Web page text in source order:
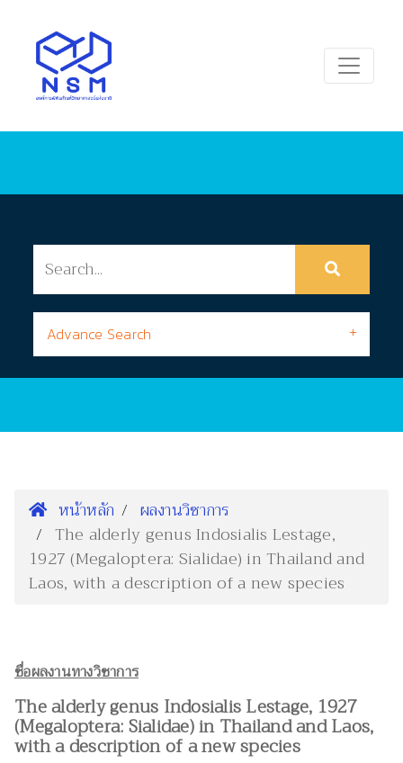
Advance Search
หน้าหลัก
ผลงานวิชาการ
The alderly genus Indosialis Lestage,
1927 (Megaloptera: Sialidae) in Thailand and
Laos, with a description of a new species
ชื่อผลงานทางวิชาการ
The alderly genus Indosialis Lestage, 1927
(Megaloptera: Sialidae) in Thailand and Laos,
with a description of a new species